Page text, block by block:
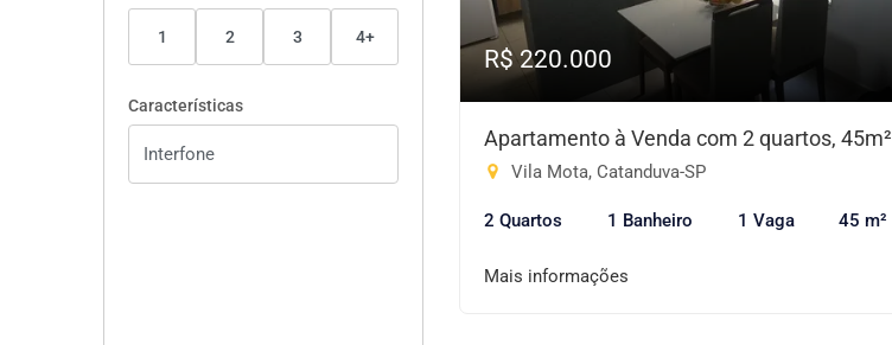
1 2 3 4+
Características
R$ 220.000
Apartamento à Venda com 2 quartos, 45m²
Vila Mota, Catanduva-SP
2 Quartos 1 Banheiro 1 Vaga 45 m²
Mais informações